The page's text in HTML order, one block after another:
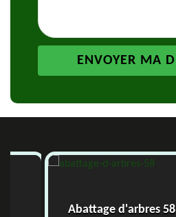
Abattage d'arbres 58